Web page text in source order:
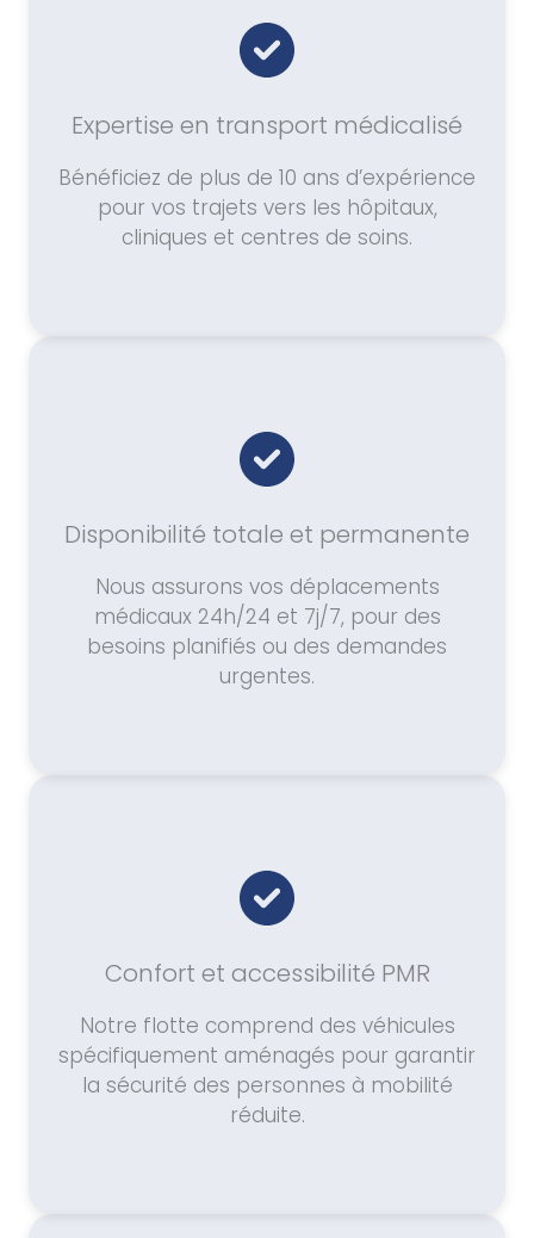
Expertise en transport médicalisé
Bénéficiez de plus de 10 ans d’expérience
pour vos trajets vers les hôpitaux,
cliniques et centres de soins.
Disponibilité totale et permanente
Nous assurons vos déplacements
médicaux 24h/24 et 7j/7, pour des
besoins planifiés ou des demandes
urgentes.
Confort et accessibilité PMR
Notre flotte comprend des véhicules
spécifiquement aménagés pour garantir
la sécurité des personnes à mobilité
réduite.